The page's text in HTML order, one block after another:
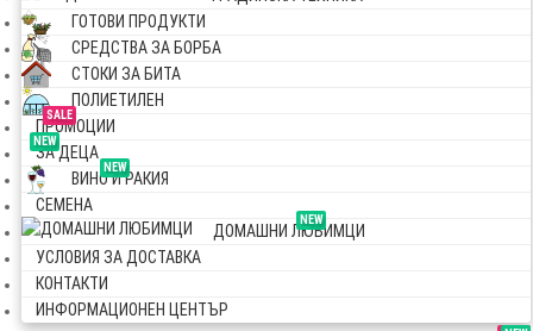
ГОТОВИ ПРОДУКТИ
СРЕДСТВА ЗА БОРБА
СТОКИ ЗА БИТА
ПОЛИЕТИЛЕН
SALE
ПРОМОЦИИ
NEW
ЗА ДЕЦА
NEW
ВИНО И РАКИЯ
СЕМЕНА
NEW
ДОМАШНИ ЛЮБИМЦИ
УСЛОВИЯ ЗА ДОСТАВКА
КОНТАКТИ
ИНФОРМАЦИОНЕН ЦЕНТЪР